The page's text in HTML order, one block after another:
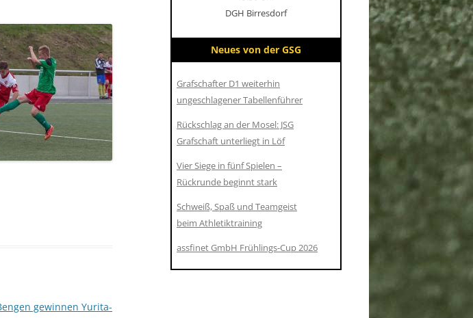
gewinnen Yurita-
DGH Birresdorf
Neues von der GSG
Grafschafter D1 weiterhin
ungeschlagener Tabellenführer
Rückschlag an der Mosel: JSG
Grafschaft unterliegt in Löf
Vier Siege in fünf Spielen –
Rückrunde beginnt stark
Schweiß, Spaß und Teamgeist
beim Athletiktraining
assfinet GmbH Frühlings-Cup 2026